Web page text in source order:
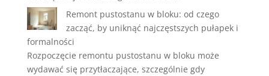
Remont pustostanu w bloku: od czego
zacząć, by uniknąć najczęstszych pułapek i
formalności
Rozpoczęcie remontu pustostanu w bloku może
wydawać się przytłaczające, szczególnie gdy